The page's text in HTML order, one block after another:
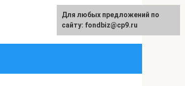
English
Для любых предложений по
сайту: fondbiz@cp9.ru